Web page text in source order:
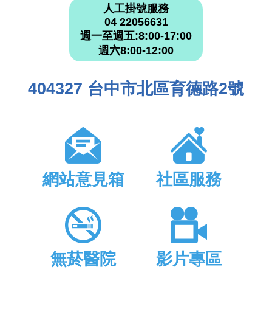
人工掛號服務
04 22056631
週一至週五:8:00-17:00
週六8:00-12:00
404327 台中市北區育德路2號
網站意見箱 社區服務
無菸醫院 影片專區